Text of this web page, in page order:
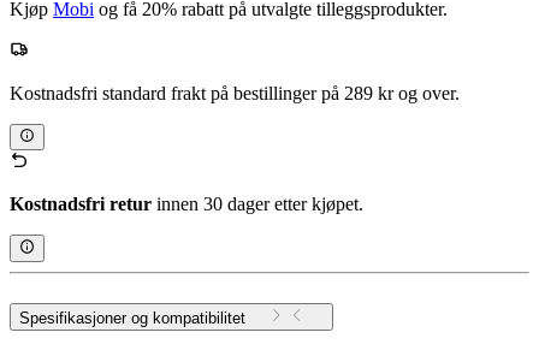
Kjøp Mobi og få 20% rabatt på utvalgte tilleggsprodukter.
Kostnadsfri standard frakt på bestillinger på 289 kr og over.
Kostnadsfri retur innen 30 dager etter kjøpet.
Spesifikasjoner og kompatibilitet